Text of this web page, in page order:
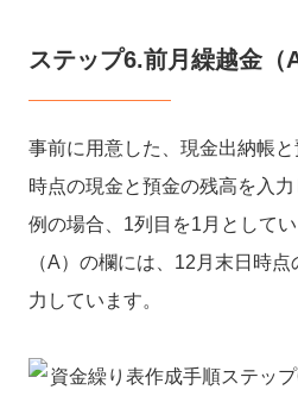
ステップ6.前月繰越金（
事前に用意した、現金出納帳
時点の現金と預金の残高を入力
例の場合、1列目を1月として
（A）の欄には、12月末日時
力しています。